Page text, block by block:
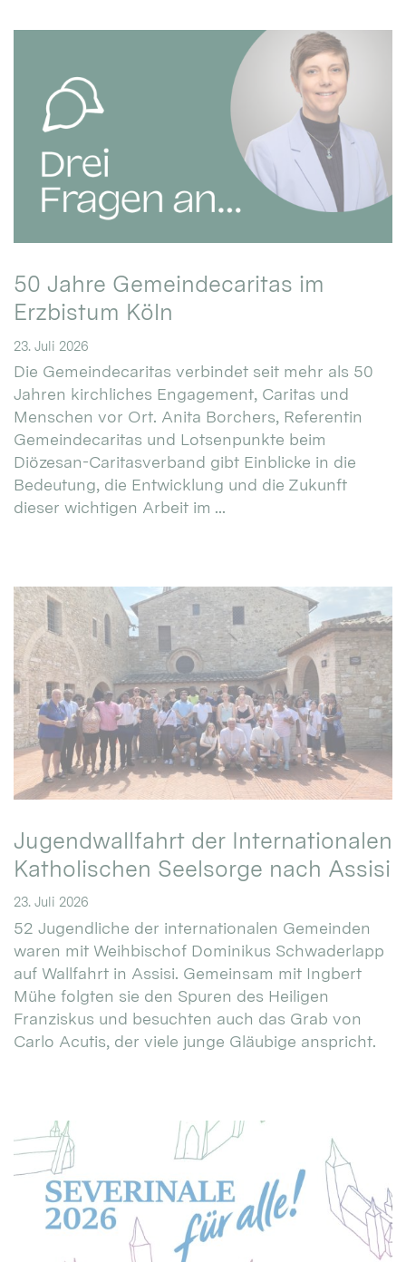
50 Jahre Gemeindecaritas im
Erzbistum Köln
23. Juli 2026
Die Gemeindecaritas verbindet seit mehr als 50
Jahren kirchliches Engagement, Caritas und
Menschen vor Ort. Anita Borchers, Referentin
Gemeindecaritas und Lotsenpunkte beim
Diözesan-Caritasverband gibt Einblicke in die
Bedeutung, die Entwicklung und die Zukunft
dieser wichtigen Arbeit im ...
Jugendwallfahrt der Internationalen
Katholischen Seelsorge nach Assisi
23. Juli 2026
52 Jugendliche der internationalen Gemeinden
waren mit Weihbischof Dominikus Schwaderlapp
auf Wallfahrt in Assisi. Gemeinsam mit Ingbert
Mühe folgten sie den Spuren des Heiligen
Franziskus und besuchten auch das Grab von
Carlo Acutis, der viele junge Gläubige anspricht.